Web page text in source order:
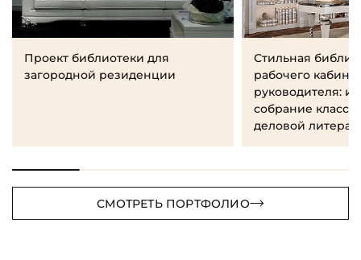
Проект библиотеки для
загородной резиденции
Стильная
рабочего
руководителя:
собрание
деловой
СМОТРЕТЬ ПОРТФОЛИО